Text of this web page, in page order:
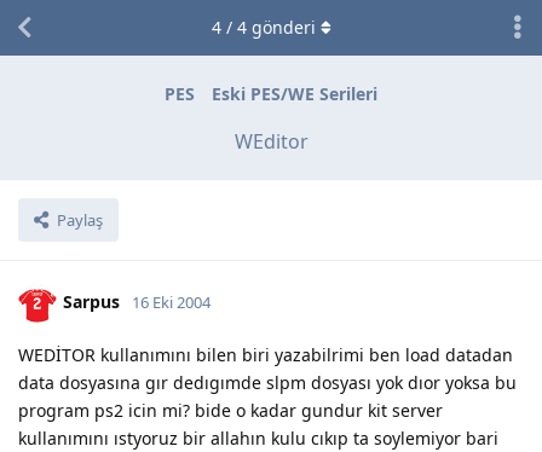
PES Eski PES/WE Serileri
WEditor
Paylaş
4/ 4gönderi
Sarpus 16 Eki 2004
WEDİTOR kullanımını bilen biri yazabilrimi ben load datadan
data dosyasına gır dedıgımde slpm dosyası yok dıor yoksa bu
program ps2 icin mi? bide o kadar gundur kit server
kullanımını ıstyoruz bir allahın kulu cıkıp ta soylemiyor bari